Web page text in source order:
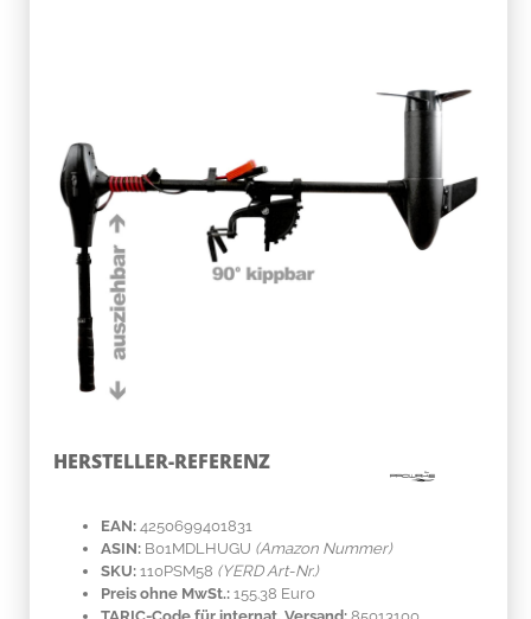
HERSTELLER-REFERENZ
EAN: 4250699401831
ASIN: B01MDLHUGU (Amazon Nummer)
SKU: 110PSM58 (YERD Art-Nr.)
Preis ohne MwSt.: 155.38 Euro